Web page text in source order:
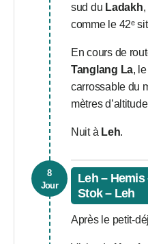
sud du Ladakh
comme le 42ᵉ
En cours de
Tanglang La,
carrossable du
mètres
Nuit à Leh.
8
Jour
Leh – Hemis
Stok – Leh
Après le petit-